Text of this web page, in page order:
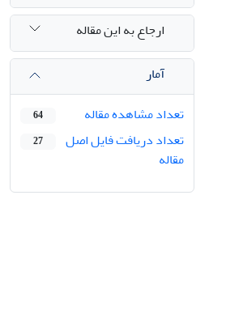
ارجاع به این مقاله
آمار
تعداد مشاهده مقاله
64
تعداد دریافت فایل اصل
مقاله
27